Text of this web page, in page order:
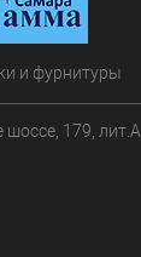
и фурнитуры
шоссе, 179, лит.А